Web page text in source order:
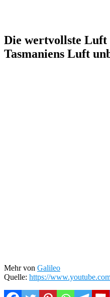
Die wertvollste
Tasmaniens Luft
Mehr von Galileo
Quelle: https://